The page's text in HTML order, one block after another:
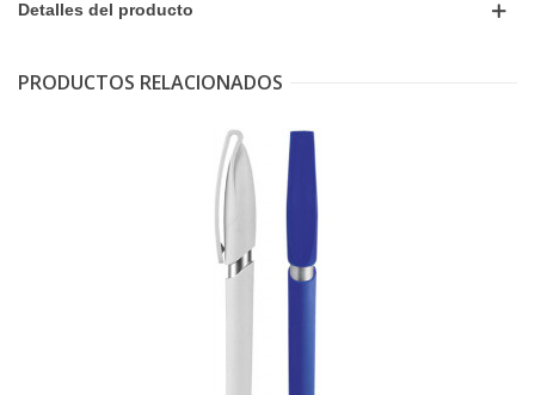
Detalles del producto
PRODUCTOS RELACIONADOS